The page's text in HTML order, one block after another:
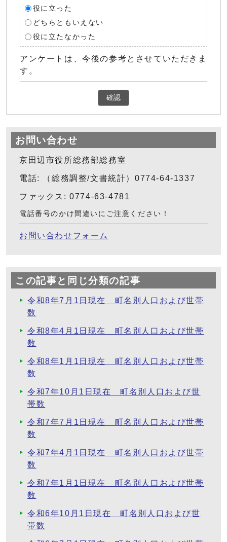
役に立った
どちらともいえない
役に立たなかった
アンケートは、今後の参考とさせていただきま
す。
確認
お問い合わせ
京田辺市役所総務部総務室
電話: （総務調整/文書統計）0774-64-1337
ファックス: 0774-63-4781
電話番号のかけ間違いにご注意ください！
お問い合わせフォーム
この記事と同じ分類の記事
令和8年7月1日現在 町名別人口および世帯
数
令和8年4月1日現在 町名別人口および世帯
数
令和8年1月1日現在 町名別人口および世帯
数
令和7年10月1日現在 町名別人口および世
帯数
令和7年7月1日現在 町名別人口および世帯
数
令和7年4月1日現在 町名別人口および世帯
数
令和7年1月1日現在 町名別人口および世帯
数
令和6年10月1日現在 町名別人口および世
帯数